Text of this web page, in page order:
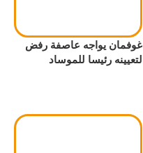
غوفمان يواجه عاصفة رفض
لتعيينه رئيسا للموساد